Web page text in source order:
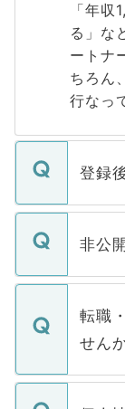
「年
る」な
ートナ
ちろん
行なっ
登録
ご登録
登録
ます。
いた
非公
マイナ
うち
けな
下記
ません
転職
せん
転職・